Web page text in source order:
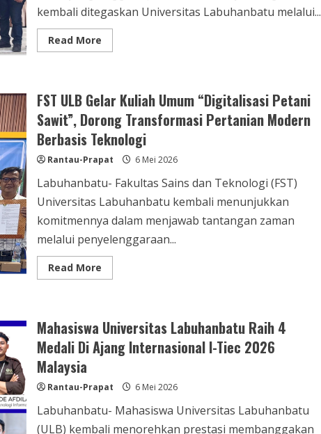
kembali ditegaskan Universitas Labuhanbatu melalui...
Read MoreRead
more
Resmi
Membuka
Turnamen
Futsal
Se-
Labuhanbatu
Raya
Cup
2026,
Tingkat
SLTA
FST ULB Gelar Kuliah Umum “Digitalisasi Petani
Sawit”, Dorong Transformasi Pertanian Modern
Berbasis Teknologi
Rantau-Prapat 6 Mei 2026
Labuhanbatu- Fakultas Sains dan Teknologi (FST)
Universitas Labuhanbatu kembali menunjukkan
komitmennya dalam menjawab tantangan zaman
melalui penyelenggaraan...
Read MoreRead
more
Kuliah
Umum
“Digitalisasi
Petani
Transformasi
Pertanian
Modern
Berbasis
Teknologi
Mahasiswa Universitas Labuhanbatu Raih 4
Medali Di Ajang Internasional I-Tiec 2026
Malaysia
Rantau-Prapat 6 Mei 2026
Labuhanbatu- Mahasiswa Universitas Labuhanbatu
(ULB) kembali menorehkan prestasi membanggakan